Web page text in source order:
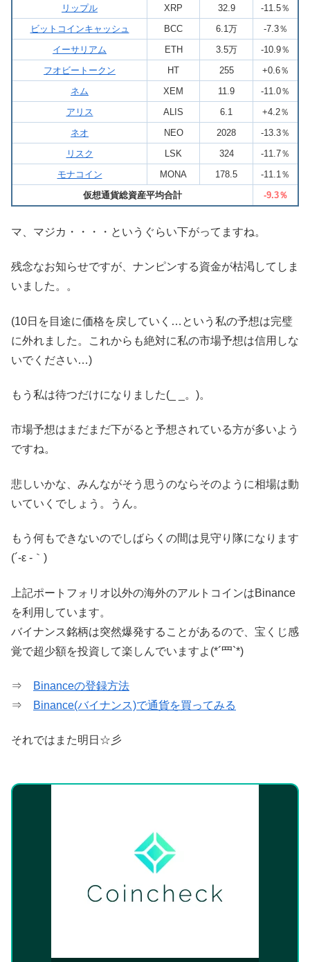
リップル XRP 32.9
-11.5％
ビットコインキャッシュ
BCC 6.1万
-7.3％
イーサリアム
ETH 3.5万
-10.9％
フオビートークン
HT 255
+0.6％
ネム
XEM 11.9
-11.0％
アリス
ALIS 6.1
+4.2％
ネオ
NEO 2028
-13.3％
リスク
LSK 324
-11.7％
モナコイン
MONA 178.5
-11.1％
仮想通貨総資産平均合計
-9.3％
マ、マジカ・・・・というぐらい下がってますね。
残念なお知らせですが、ナンピンする資金が枯渇してしま
いました。。
(10日を目途に価格を戻していく…という私の予想は完璧
に外れました。これからも絶対に私の市場予想は信用しな
いでください…)
もう私は待つだけになりました(_ _。)。
市場予想はまだまだ下がると予想されている方が多いよう
ですね。
悲しいかな、みんながそう思うのならそのように相場は動
いていくでしょう。うん。
もう何もできないのでしばらくの間は見守り隊になります
(´-ε -｀)
上記ポートフォリオ以外の海外のアルトコインはBinance
を利用しています。
バイナンス銘柄は突然爆発することがあるので、宝くじ感
覚で超少額を投資して楽しんでいますよ(*´罒`*)
⇒
Binanceの登録方法
⇒
Binance(バイナンス)で通貨を買ってみる
それではまた明日☆彡